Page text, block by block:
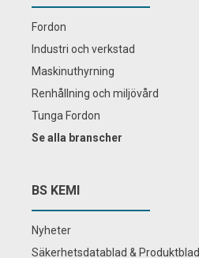
Fordon
Industri och verkstad
Maskinuthyrning
Renhållning och miljövård
Tunga Fordon
Se alla branscher
BS KEMI
Nyheter
Säkerhetsdatablad & Produktblad